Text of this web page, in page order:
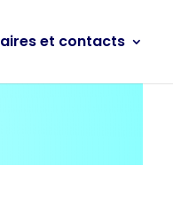
et contacts